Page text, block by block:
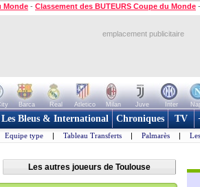
Monde - Classement des BUTEURS Coupe du Monde -
emplacement publicitaire
Barca Real Atletico Milan Juve Inter
Les Bleus & International Chroniques TV
Equipe type | Tableau Transferts | Palmarès |
Les autres joueurs de Toulouse